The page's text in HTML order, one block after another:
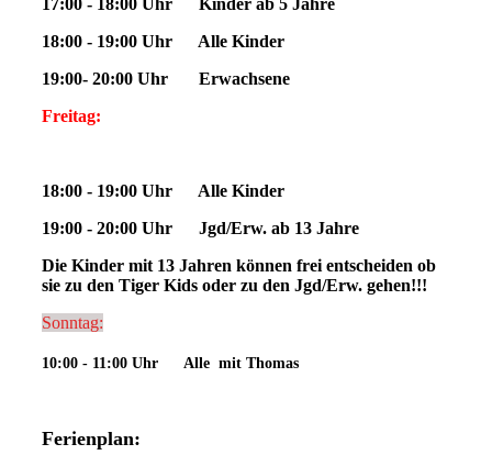
17:00 - 18:00 Uhr Kinder ab 5 Jahre
18:00 - 19:00 Uhr Alle Kinder
19:00- 20:00 Uhr Erwachsene
Freitag:
18:00 - 19:00 Uhr Alle Kinder
19:00 - 20:00 Uhr Jgd/Erw. ab 13 Jahre
Die Kinder mit 13 Jahren können frei entscheiden ob
sie zu den Tiger Kids oder zu den Jgd/Erw. gehen!!!
Sonntag:
10:00 - 11:00 Uhr Alle mit Thomas
Ferienplan: